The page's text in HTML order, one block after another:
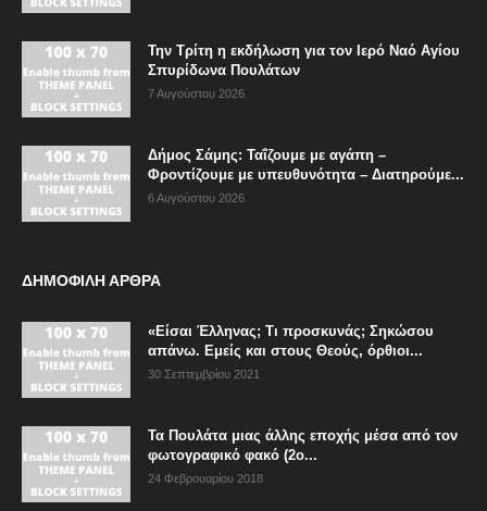
Την Τρίτη η εκδήλωση για τον Ιερό Ναό Αγίου
Σπυρίδωνα Πουλάτων
7 Αυγούστου 2026
Δήμος Σάμης: Ταΐζουμε με αγάπη –
Φροντίζουμε με υπευθυνότητα – Διατηρούμε...
6 Αυγούστου 2026
ΔΗΜΟΦΙΛΗ ΑΡΘΡΑ
«Είσαι Έλληνας; Τι προσκυνάς; Σηκώσου
απάνω. Εμείς και στους Θεούς, όρθιοι...
30 Σεπτεμβρίου 2021
Τα Πουλάτα μιας άλλης εποχής μέσα από τον
φωτογραφικό φακό (2ο...
24 Φεβρουαρίου 2018